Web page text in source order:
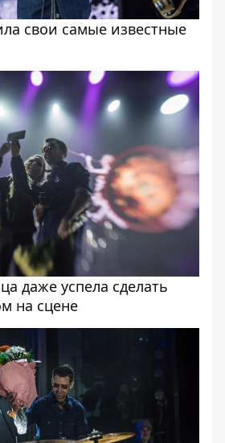
свои самые известные
даже успела сделать
на сцене